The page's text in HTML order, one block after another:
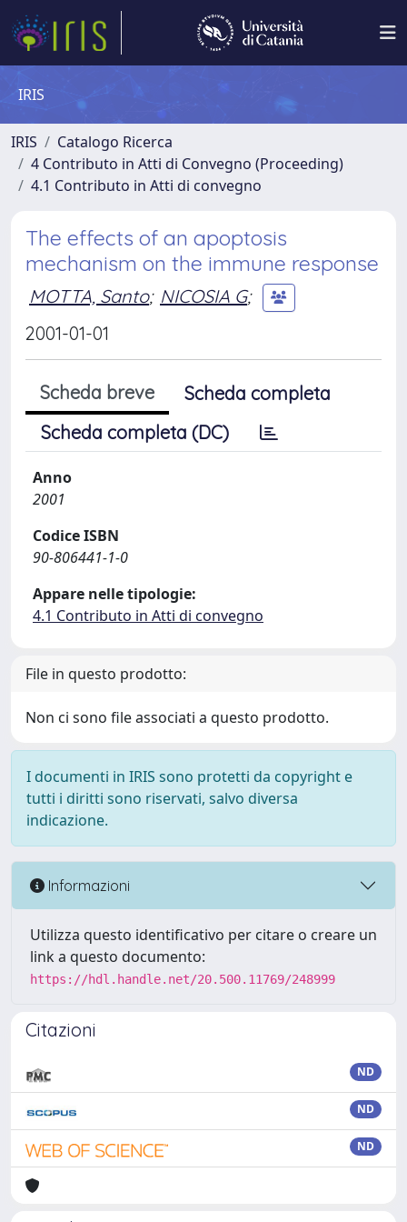
IRIS
IRIS
Catalogo Ricerca
4 Contributo in Atti di Convegno (Proceeding)
4.1 Contributo in Atti di convegno
The effects of an apoptosis
mechanism on the immune response
MOTTA, Santo; NICOSIA G;
2001-01-01
Scheda breve
Scheda completa
Scheda completa (DC)
Anno
2001
Codice ISBN
90-806441-1-0
Appare nelle tipologie:
4.1 Contributo in Atti di convegno
File in questo prodotto:
Non ci sono file associati a questo prodotto.
I documenti in IRIS sono protetti da copyright e
tutti i diritti sono riservati, salvo diversa
indicazione.
Informazioni
Utilizza questo identificativo per citare o creare un
link a questo documento:
https://hdl.handle.net/20.500.11769/248999
Citazioni
ND
ND
ND